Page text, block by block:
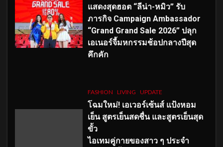
แสดงสุดฮอต “ลีน่า-หมิว” รับ
ภารกิจ Campaign Ambassador
“Grand Grand Sale 2026” ปลุก
เอเนอร์จี้มหกรรมช้อปกลางปีสุด
คึกคัก
FASHION LIVING UPDATE
โฉมใหม่! เอเวอร์เซ้นส์ แป้งหอม
เย็น สูตรเย็นสดชื่น และสูตรเย็นสุด
ขั้ว
ไอเทมคู่กายของสาว ๆ ประจำ